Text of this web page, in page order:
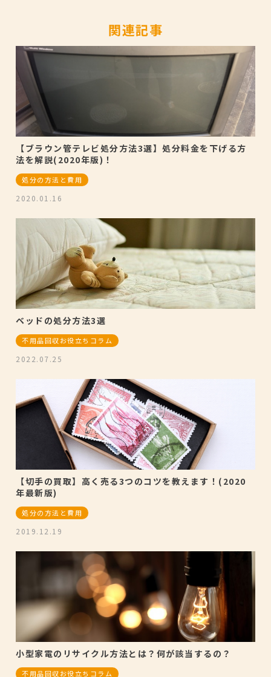
関連記事
【ブラウン管テレビ処分方法3選】処分料金を下げる方
法を解説(2020年版)！
処分の方法と費用
2020.01.16
ベッドの処分方法3選
不用品回収お役立ちコラム
2022.07.25
【切手の買取】高く売る3つのコツを教えます！(2020
年最新版)
処分の方法と費用
2019.12.19
小型家電のリサイクル方法とは？何が該当するの？
不用品回収お役立ちコラム